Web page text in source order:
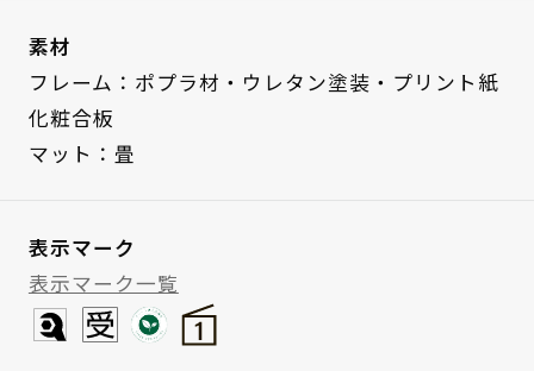
素材
フレーム：ポプラ材・ウレタン塗装・プリント紙
化粧合板
マット：畳
表示マーク
表示マーク一覧